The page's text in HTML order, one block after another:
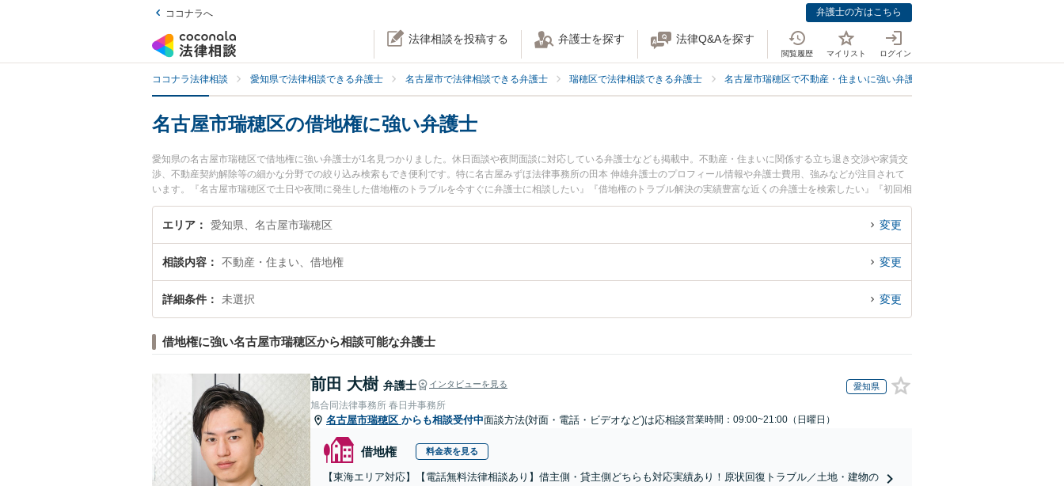
ココナラへ 弁護士の方はこちら
法律相談を投稿する 弁護士を探す 法律Q&Aを探す
閲覧履歴 マイリスト ログイン
ココナラ法律相談 愛知県で法律相談できる弁護士 名古屋市で法律相談できる弁護士 瑞穂区で法律相談できる弁護士 名古屋市瑞穂区で不動産・住まいに強い弁護士
名古屋市瑞穂区の借地権に強い弁護士
愛知県の名古屋市瑞穂区で借地権に強い弁護士が1名見つかりました。休日面談や夜間面談に対応している弁護士なども掲載中。不動産・住まいに関係する立ち退き交渉や家賃交
渉、不動産契約解除等の細かな分野での絞り込み検索もでき便利です。特に名古屋みずほ法律事務所の田本 伸雄弁護士のプロフィール情報や弁護士費用、強みなどが注目されて
います。『名古屋市瑞穂区で土日や夜間に発生した借地権のトラブルを今すぐに弁護士に相談したい』『借地権のトラブル解決の実績豊富な近くの弁護士を検索したい』『初回相
談無料で借地権を法律相談できる名古屋市瑞穂区内の弁護士に相談予約したい』などでお困りの相談者さんにおすすめです。
エリア 愛知県、名古屋市瑞穂区 変更
相談内容 不動産・住まい、借地権 変更
詳細条件 未選択 変更
借地権に強い名古屋市瑞穂区から相談可能な弁護士
前田 大樹 弁護士 インタビューを見る 愛知県
旭合同法律事務所 春日井事務所
名古屋市瑞穂区 からも相談受付中面談方法(対面・電話・ビデオなど)は応相談営業時間：09:00~21:00（日曜日）
借地権 料金表を見る
【東海エリア対応】【電話無料法律相談あり】借主側・貸主側どちらも対応実績あり！原状回復トラブル／土地・建物の